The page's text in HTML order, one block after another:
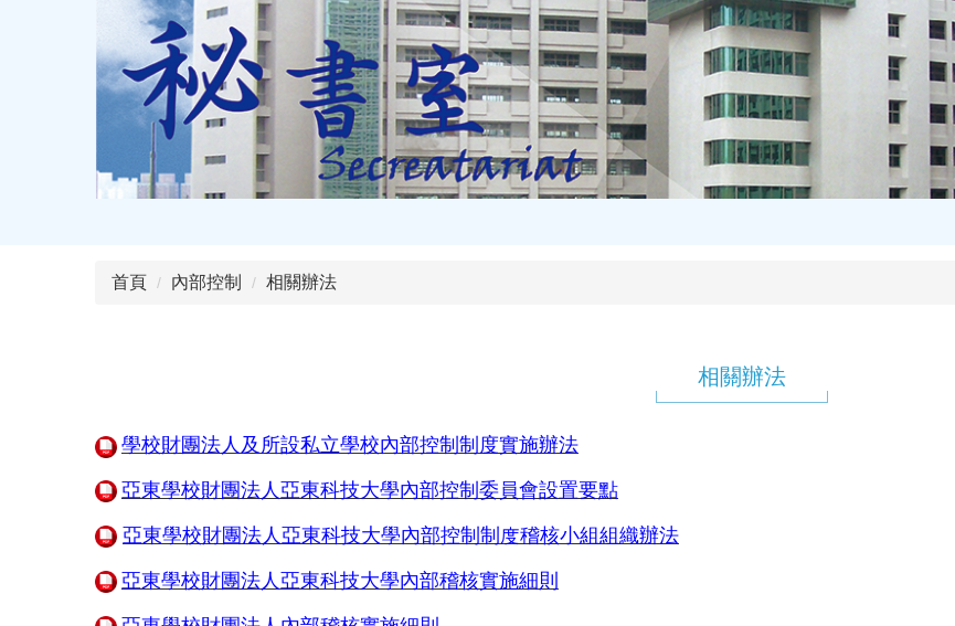
首頁 內部控制 相關辦法
相關辦法
學校財團法人及所設私立學校內部控制制度實施辦法
亞東學校財團法人亞東科技大學內部控制委員會設置要點
亞東學校財團法人亞東科技大學內部控制制度稽核小組組織辦法
亞東學校財團法人亞東科技大學內部稽核實施細則